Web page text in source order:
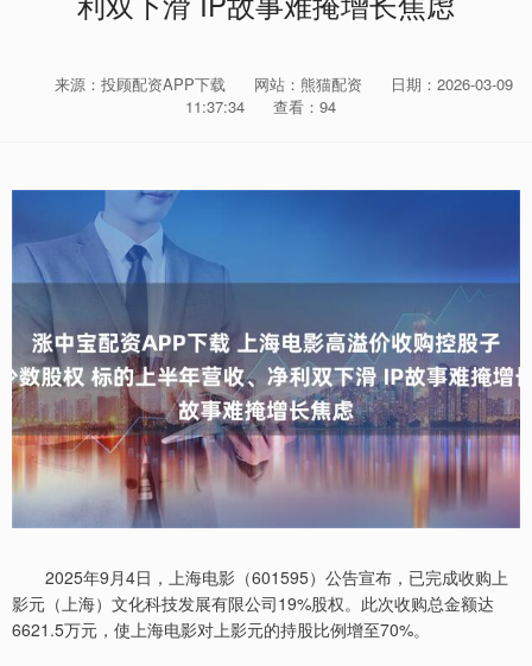
来源：投顾配资APP下载 网站：熊猫配资
日期：2026-03-09
11:37:34
查看：94
2025年9月4日，上海电影（601595）公告宣布，已完成收购上
影元（上海）文化科技发展有限公司19%股权。此次收购总金额达
6621.5万元，使上海电影对上影元的持股比例增至70%。